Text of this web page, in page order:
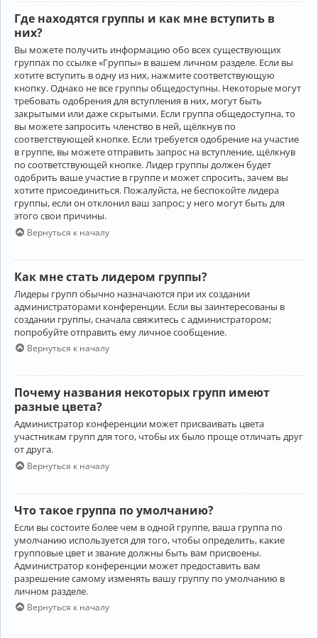
Где находятся группы и как мне вступить в
них?
Вы можете получить информацию обо всех существующих
группах по ссылке «Группы» в вашем личном разделе. Если вы
хотите вступить в одну из них, нажмите соответствующую
кнопку. Однако не все группы общедоступны. Некоторые могут
требовать одобрения для вступления в них, могут быть
закрытыми или даже скрытыми. Если группа общедоступна, то
вы можете запросить членство в ней, щёлкнув по
соответствующей кнопке. Если требуется одобрение на участие
в группе, вы можете отправить запрос на вступление, щёлкнув
по соответствующей кнопке. Лидер группы должен будет
одобрить ваше участие в группе и может спросить, зачем вы
хотите присоединиться. Пожалуйста, не беспокойте лидера
группы, если он отклонил ваш запрос; у него могут быть для
этого свои причины.
Вернуться к началу
Как мне стать лидером группы?
Лидеры групп обычно назначаются при их создании
администраторами конференции. Если вы заинтересованы в
создании группы, сначала свяжитесь с администратором;
попробуйте отправить ему личное сообщение.
Вернуться к началу
Почему названия некоторых групп имеют
разные цвета?
Администратор конференции может присваивать цвета
участникам групп для того, чтобы их было проще отличать друг
от друга.
Вернуться к началу
Что такое группа по умолчанию?
Если вы состоите более чем в одной группе, ваша группа по
умолчанию используется для того, чтобы определить, какие
групповые цвет и звание должны быть вам присвоены.
Администратор конференции может предоставить вам
разрешение самому изменять вашу группу по умолчанию в
личном разделе.
Вернуться к началу